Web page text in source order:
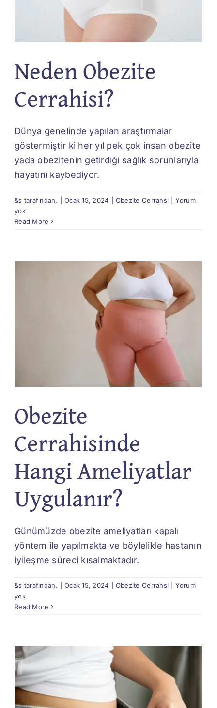
Neden Obezite
Cerrahisi?
Dünya genelinde yapılan araştırmalar
göstermiştir ki her yıl pek çok insan obezite
yada obezitenin getirdiği sağlık sorunlarıyla
hayatını kaybediyor.
&s tarafından. Ocak 15, 2024 Obezite Cerrahsi
Yorum
yok
Read More
Obezite
Cerrahisinde
Hangi Ameliyatlar
Uygulanır?
Günümüzde obezite ameliyatları kapalı
yöntem ile yapılmakta ve böylelikle hastanın
iyileşme süreci kısalmaktadır.
&s tarafından. Ocak 15, 2024 Obezite Cerrahsi
Yorum
yok
Read More